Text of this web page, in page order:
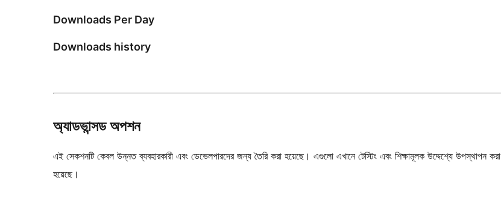
Downloads Per Day
Downloads history
অ্যাডভান্সড অপশন
এই সেকশনটি কেবল উন্নত ব্যবহারকারী এবং ডেভেলপারদের জন্য তৈরি করা হয়েছে। এগুলো এখানে টেস্টিং এবং শিক্ষামূলক উদ্দেশ্যে উপস্থাপন করা
হয়েছে।